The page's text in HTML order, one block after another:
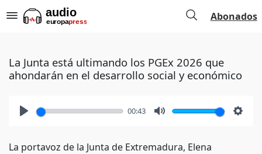
Abonados
La Junta está ultimando los PGEx 2026 que
ahondarán en el desarrollo social y económico
00:43
La portavoz de la Junta de Extremadura, Elena